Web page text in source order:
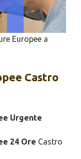
Europee a
Castro
Urgente
24 Ore Castro